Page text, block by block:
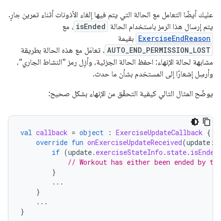
عليك أيضًا التعامل مع الحالة التي يتم فيها إلغاء الأذونات أثناء تمرين جارٍ.
يتم إرسال هذا الرمز باستخدام الحالة isEnded ، مع
ExerciseEndReason بقيمة
AUTO_END_PERMISSION_LOST . تعامَل مع هذه الحالة بطريقة
مشابهة لحالة الإنهاء: احفظ الحالة الجزئية، وأزِل رمز "النشاط الجاري"،
وأرسِل إشعارًا إلى المستخدم بشأن ما حدث.
يوضّح المثال التالي كيفية التحقّق من الإنهاء بشكل صحيح:
val callback = object : ExerciseUpdateCallback {
override fun onExerciseUpdateReceived(update :
if (update. exerciseStateInfo . state. isEnded
// Workout has either been ended by
}
...
}
...
}